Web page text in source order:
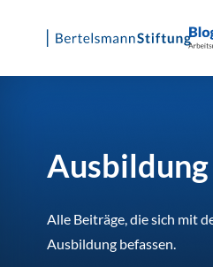
Skip
Ausbildung
Alle Beiträge, die sich mit
Ausbildung befassen.